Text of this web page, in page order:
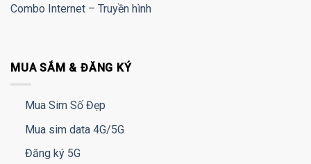
Combo Internet – Truyền hình
MUA SẮM & ĐĂNG KÝ
Mua Sim Số Đẹp
Mua sim data 4G/5G
Đăng ký 5G